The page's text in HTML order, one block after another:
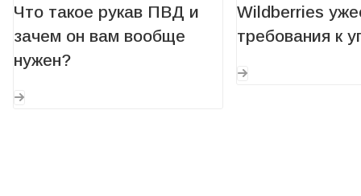
Что такое рукав ПВД и
зачем он вам вообще
нужен?
Wildberries
требования к